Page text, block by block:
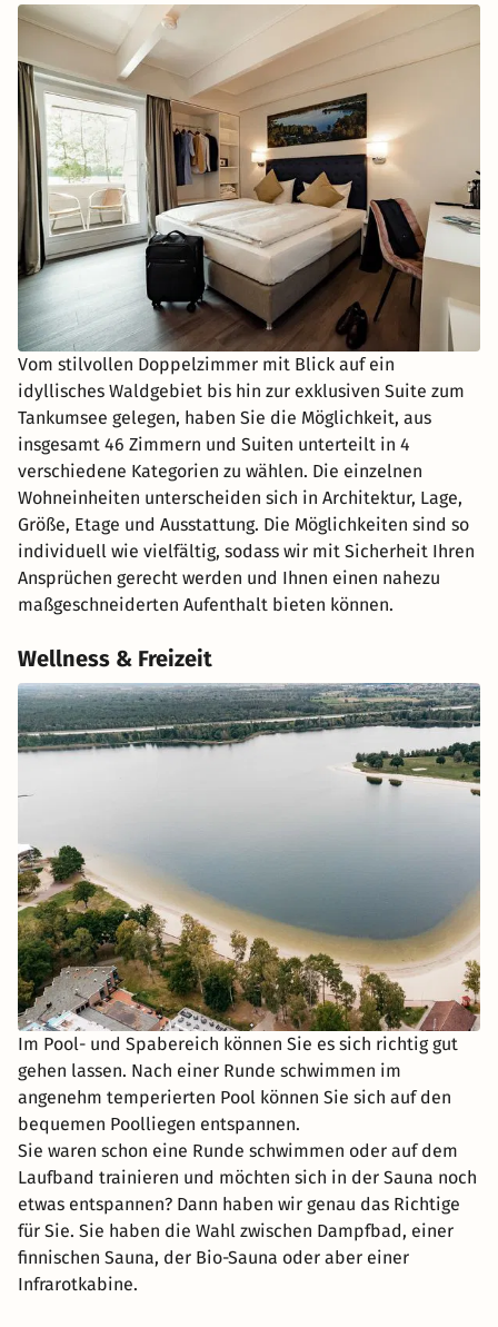
Vom stilvollen Doppelzimmer mit Blick auf ein
idyllisches Waldgebiet bis hin zur exklusiven Suite zum
Tankumsee gelegen, haben Sie die Möglichkeit, aus
insgesamt 46 Zimmern und Suiten unterteilt in 4
verschiedene Kategorien zu wählen. Die einzelnen
Wohneinheiten unterscheiden sich in Architektur, Lage,
Größe, Etage und Ausstattung. Die Möglichkeiten sind so
individuell wie vielfältig, sodass wir mit Sicherheit Ihren
Ansprüchen gerecht werden und Ihnen einen nahezu
maßgeschneiderten Aufenthalt bieten können.
Wellness & Freizeit
Im Pool- und Spabereich können Sie es sich richtig gut
gehen lassen. Nach einer Runde schwimmen im
angenehm temperierten Pool können Sie sich auf den
bequemen Poolliegen entspannen.
Sie waren schon eine Runde schwimmen oder auf dem
Laufband trainieren und möchten sich in der Sauna noch
etwas entspannen? Dann haben wir genau das Richtige
für Sie. Sie haben die Wahl zwischen Dampfbad, einer
finnischen Sauna, der Bio-Sauna oder aber einer
Infrarotkabine.